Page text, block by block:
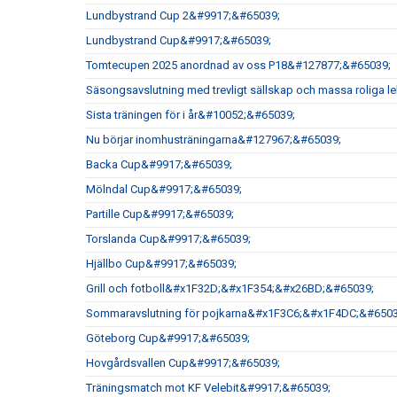
Lundbystrand Cup 2&#9917;&#65039;
Lundbystrand Cup&#9917;&#65039;
Tomtecupen 2025 anordnad av oss P18&#127877;&#65039;
Säsongsavslutning med trevligt sällskap och massa roliga
Sista träningen för i år&#10052;&#65039;
Nu börjar inomhusträningarna&#127967;&#65039;
Backa Cup&#9917;&#65039;
Mölndal Cup&#9917;&#65039;
Partille Cup&#9917;&#65039;
Torslanda Cup&#9917;&#65039;
Hjällbo Cup&#9917;&#65039;
Grill och fotboll&#x1F32D;&#x1F354;&#x26BD;&#65039;
Sommaravslutning för
Göteborg Cup&#9917;&#65039;
Hovgårdsvallen Cup&#9917;&#65039;
Träningsmatch mot KF Velebit&#9917;&#65039;